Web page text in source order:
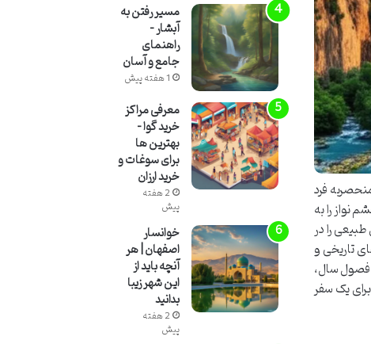
فرد
نواز را به
را در
تاریخی و
فصول سال،
یک سفر
مسیر رفتن به
آبشار –
راهنمای
جامع و آسان
1 هفته پیش
معرفی مراکز
خرید گوا –
بهترین ها
برای سوغات و
خرید ارزان
2 هفته
پیش
خوانسار
اصفهان | هر
آنچه باید از
این شهر زیبا
بدانید
2 هفته
پیش